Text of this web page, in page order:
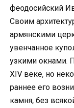
феодосийский
Своим
армянскими
увенчанное
узкими окнами.
XIV веке, но
раннее его
камня, без